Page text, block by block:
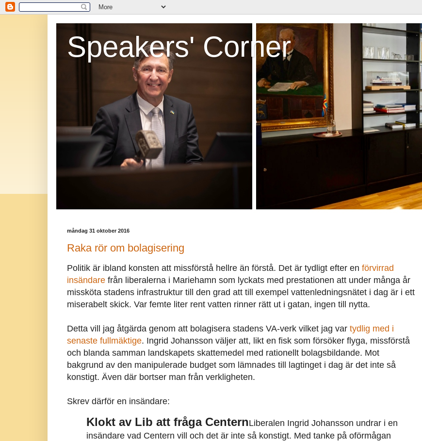
Speakers' Corner
måndag 31 oktober 2016
Raka rör om bolagisering
Politik är ibland konsten att missförstå hellre än förstå. Det är tydligt efter en förvirrad
insändarefrån liberalerna i Mariehamn som lyckats med prestationen att under många år
missköta stadens infrastruktur till den grad att till exempel vattenledningsnätet i dag är i ett
miserabelt skick. Var femte liter rent vatten rinner rätt ut i gatan, ingen till nytta.
Detta vill jag åtgärda genom att bolagisera stadens VA-verk vilket jag var tydlig med i
senaste fullmäktige. Ingrid Johansson väljer att, likt en fisk som försöker flyga, missförstå
och blanda samman landskapets skattemedel med rationellt bolagsbildande. Mot
bakgrund av den manipulerade budget som lämnades till lagtinget i dag är det inte så
konstigt. Även där bortser man från verkligheten.
Skrev därför en insändare:
Klokt av Lib att fråga CenternLiberalen Ingrid Johansson undrar i en
insändare vad Centern vill och det är inte så konstigt. Med tanke på oförmågan